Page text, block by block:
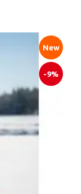
New
-9%